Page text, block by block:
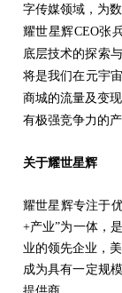
字传媒领域，为
耀世星辉CEO张
底层技术的探索
将是我们在元宇
商城的流量及变
有极强竞争力的产
关于耀世星辉
耀世星辉专注于
+产业”为一体，是
业的领先企业，
成为具有一定规